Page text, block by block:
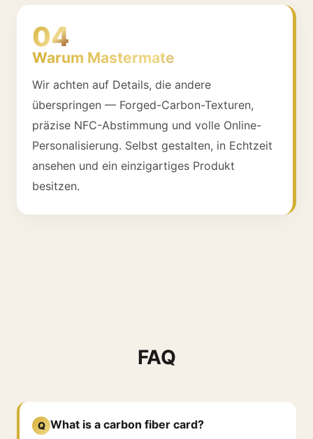
04
Warum Mastermate
Wir achten auf Details, die andere
überspringen — Forged-Carbon-Texturen,
präzise NFC-Abstimmung und volle Online-
Personalisierung. Selbst gestalten, in Echtzeit
ansehen und ein einzigartiges Produkt
besitzen.
FAQ
Q What is a carbon fiber card?